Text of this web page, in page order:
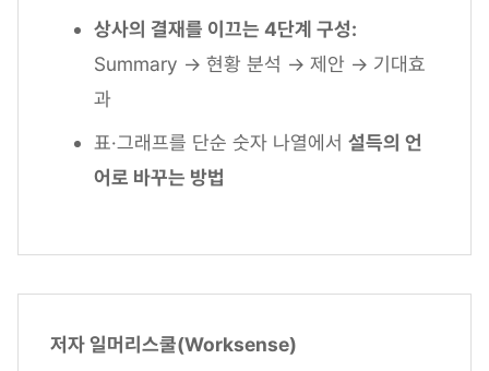
상사의 결재를 이끄는 4단계 구성:
Summary → 현황 분석 → 제안 → 기대효
과
표·그래프를 단순 숫자 나열에서 설득의 언
어로 바꾸는 방법
저자 일머리스쿨(Worksense)